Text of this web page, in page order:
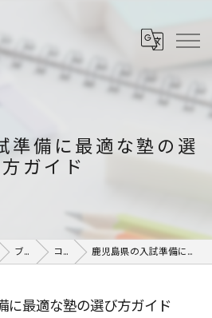
準備に最適な塾の選
ガイド
ブログ コラム 鹿児島県の入試準備に最適な塾の選び方ガイド
に最適な塾の選び方ガイド